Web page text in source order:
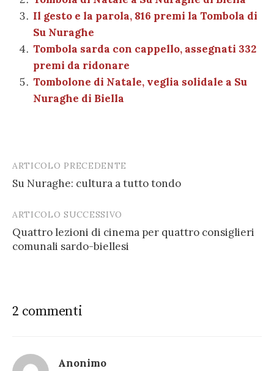
o
o
k
p
p
er m n
vi
di
Il gesto e la parola, 816 premi la Tombola di
Su Nuraghe
Tombola sarda con cappello, assegnati 332
premi da ridonare
Tombolone di Natale, veglia solidale a Su
Nuraghe di Biella
Post
navigation
ARTICOLO PRECEDENTE
Su Nuraghe: cultura a tutto tondo
ARTICOLO SUCCESSIVO
Quattro lezioni di cinema per quattro consiglieri
comunali sardo-biellesi
2 commenti
Anonimo